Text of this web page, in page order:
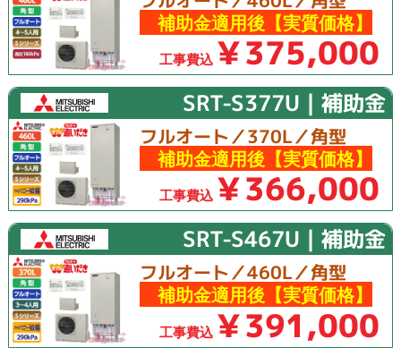
補助金適用後【実質価格】
工事費込 ￥375,000
SRT-S377U｜補助金
フルオート／370L／角型
補助金適用後【実質価格】
工事費込 ￥366,000
SRT-S467U｜補助金
フルオート／460L／角型
補助金適用後【実質価格】
工事費込 ￥391,000